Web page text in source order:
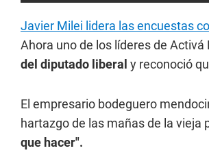
Javier Milei lidera las encuestas
Ahora uno de los líderes de Activá
del diputado liberal y reconoció
El empresario bodeguero
hartazgo de las mañas de la vieja
que hacer".